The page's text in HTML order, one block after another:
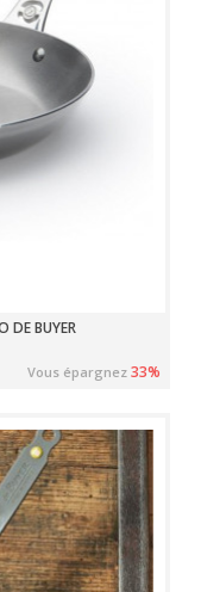
DE BUYER
Vous épargnez33%